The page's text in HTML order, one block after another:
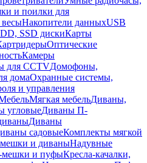
и поилки для
Накопители данныхUSB
SSD дискиКарты
Оптические
Камеры
для CCTVДомофоны,
домаОхранные системы,
и управления
Мягкая мебельДиваны,
угловыеДиваны П-
Диваны
садовыеКомплекты мягкой
мешки и диваныНадувные
мешки и пуфыКресла-качалки,